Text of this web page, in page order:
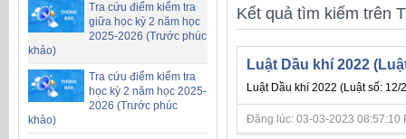
Tra cứu điểm kiểm tra
giữa học kỳ 2 năm học
2025-2026 (Trước phúc
khảo)
Tra cứu điểm kiểm tra
học kỳ 2 năm học 2025-
2026 (Trước phúc
khảo)
Kết quả tìm kiếm trên
Luật Dầu khí 2022
Luật Dầu khí 2022 (Luật số: 12/
Đăng lúc: 03-03-2023 08:57:10